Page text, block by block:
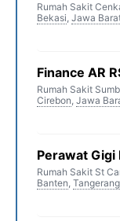
Rumah Sakit
Bekasi, Jawa
Finance AR
Rumah Sakit
Cirebon, Jawa
Perawat Gigi
Rumah Sakit St
Banten, Tangerang